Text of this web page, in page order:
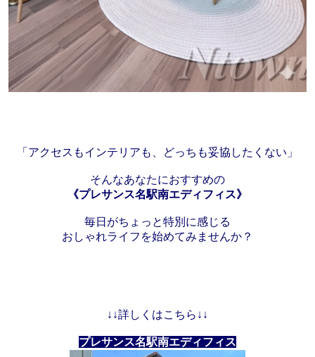
「アクセスもインテリアも、どっちも妥協したくない」
そんなあなたにおすすめの
《プレサンス名駅南エディフィス》
毎日がちょっと特別に感じる
おしゃれライフを始めてみませんか？
↓↓詳しくはこちら↓↓
プレサンス名駅南エディフィス